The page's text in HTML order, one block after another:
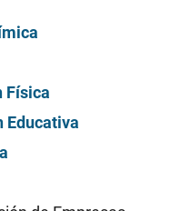
Física
Educativa